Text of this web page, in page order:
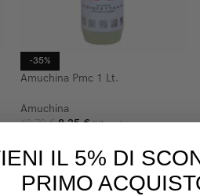
-35%
Amuchina Pmc 1 Lt.
Amuchina
12,79€ 8,35€ IVA esclusa
AGGIUNGI AL CARRELLO
IL 5% DI
PRIMO